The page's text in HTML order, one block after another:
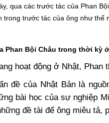
qua các trước tác của Phan
trong trước tác của ông như
Phan Bội Châu trong thời kỳ ở
hoạt động ở Nhật, Phan
đề của Nhật Bản là
bài học của sự nghiệp
đề tài để ông miêu tả,